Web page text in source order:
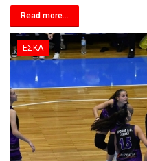
Read more...
ΕΣΚΑ